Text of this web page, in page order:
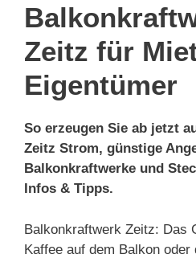
Zeitz für
Eigentümer
So erzeugen Sie ab jetzt
Zeitz Strom, günstige
Balkonkraftwerke und
Infos & Tipps.
Balkonkraftwerk Zeitz: Das
Kaffee auf dem Balkon